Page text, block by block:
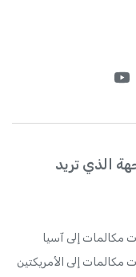
الذي تريد
مكالمات إلى آسيا
مكالمات إلى الأمريكتين